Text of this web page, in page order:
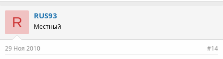
R RUS93
Местный
29 Ноя 2010 #14